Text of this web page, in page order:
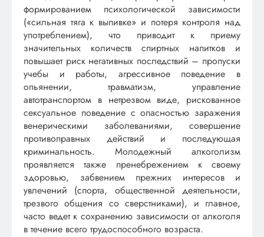
формированием психологической зависимости
(«сильная тяга к выпивке» и потеря контроля над
употреблением), что приводит к приему
значительных количеств спиртных напитков и
повышает риск негативных последствий – пропуски
учебы и работы, агрессивное поведение в
опьянении, травматизм, управление
автотранспортом в нетрезвом виде, рискованное
сексуальное поведение с опасностью заражения
венерическими заболеваниями, совершение
противоправных действий и последующая
криминальность. Молодежный алкоголизм
проявляется также пренебрежением к своему
здоровью, забвением прежних интересов и
увлечений (спорта, общественной деятельности,
трезвого общения со сверстниками), и главное,
часто ведет к сохранению зависимости от алкоголя
в течение всего трудоспособного возраста.